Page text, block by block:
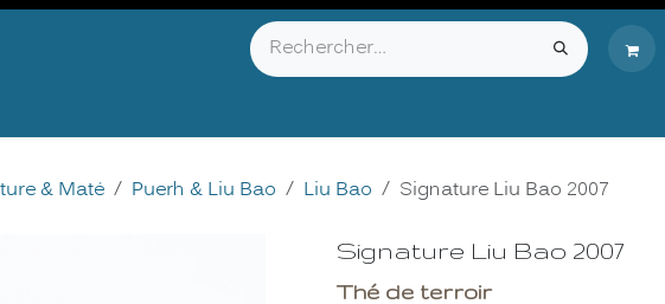
& Maté Puerh & Liu Bao Liu Bao Signature Liu Bao 2007
Signature Liu Bao 2007
Thé de terroir